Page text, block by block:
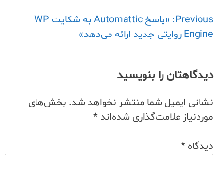
راهبری
نوشته
Previous:
«پاسخ Automattic به شکایت WP
Engine روایتی جدید ارائه می‌دهد»
دیدگاهتان را بنویسید
نشانی ایمیل شما منتشر نخواهد شد. بخش‌های
موردنیاز علامت‌گذاری شده‌اند *
دیدگاه *